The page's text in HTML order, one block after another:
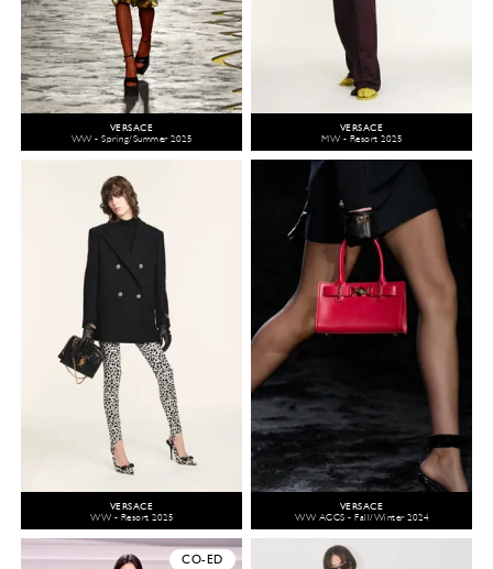
VERSACE
WW - Spring/Summer 2025
VERSACE
MW - Resort 2025
VERSACE
WW - Resort 2025
VERSACE
WW ACCS - Fall/Winter 2024
CO-ED